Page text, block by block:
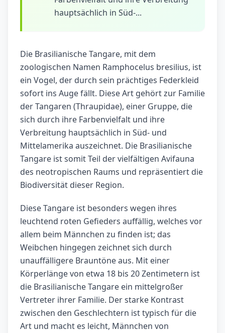
hauptsächlich in Süd-...
Die Brasilianische Tangare, mit dem
zoologischen Namen Ramphocelus bresilius, ist
ein Vogel, der durch sein prächtiges Federkleid
sofort ins Auge fällt. Diese Art gehört zur Familie
der Tangaren (Thraupidae), einer Gruppe, die
sich durch ihre Farbenvielfalt und ihre
Verbreitung hauptsächlich in Süd- und
Mittelamerika auszeichnet. Die Brasilianische
Tangare ist somit Teil der vielfältigen Avifauna
des neotropischen Raums und repräsentiert die
Biodiversität dieser Region.
Diese Tangare ist besonders wegen ihres
leuchtend roten Gefieders auffällig, welches vor
allem beim Männchen zu finden ist; das
Weibchen hingegen zeichnet sich durch
unauffälligere Brauntöne aus. Mit einer
Körperlänge von etwa 18 bis 20 Zentimetern ist
die Brasilianische Tangare ein mittelgroßer
Vertreter ihrer Familie. Der starke Kontrast
zwischen den Geschlechtern ist typisch für die
Art und macht es leicht, Männchen von